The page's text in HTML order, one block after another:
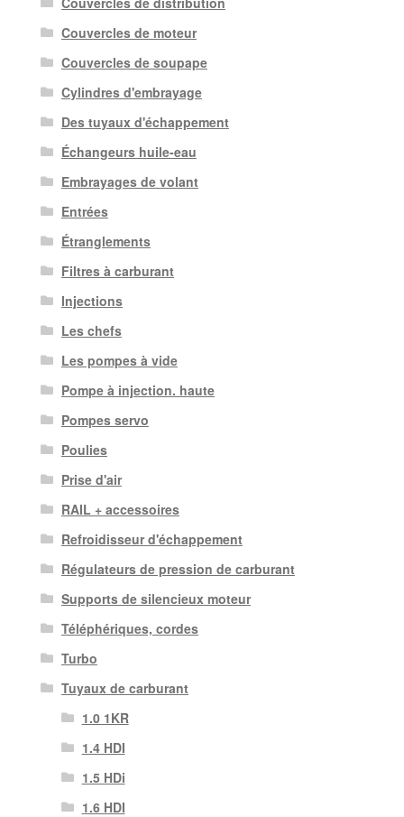
Couvercles de moteur
Couvercles de soupape
Cylindres d'embrayage
Des tuyaux d'échappement
Échangeurs huile-eau
Embrayages de volant
Entrées
Étranglements
Filtres à carburant
Injections
Les chefs
Les pompes à vide
Pompe à injection. haute
Pompes servo
Poulies
Prise d'air
RAIL + accessoires
Refroidisseur d'échappement
Régulateurs de pression de carburant
Supports de silencieux moteur
Téléphériques, cordes
Turbo
Tuyaux de carburant
1.0 1KR
1.4 HDI
1.5 HDi
1.6 HDI